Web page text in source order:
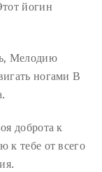
йогин
Мелодию
ногами В
доброта к
к тебе от всего